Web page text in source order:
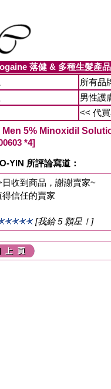
落健 & 多種生髮產品
所有品
男性護
<< 代
Men 5% Minoxidil
*4]
YIN 所評論寫道：
日收到商品，謝謝賣家~
得信任的賣家
[我給 5 顆星！]